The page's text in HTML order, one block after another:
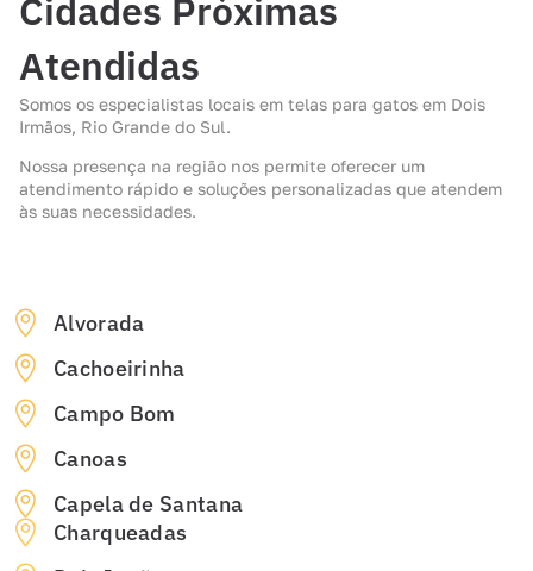
Cidades Próximas
Atendidas
Somos os especialistas locais em telas para gatos em Dois
Irmãos, Rio Grande do Sul.
Nossa presença na região nos permite oferecer um
atendimento rápido e soluções personalizadas que atendem
às suas necessidades.
Alvorada
Cachoeirinha
Campo Bom
Canoas
Capela de Santana
Charqueadas